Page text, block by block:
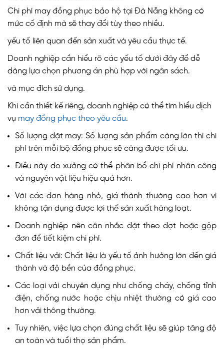
Chi phí may đồng phục bảo hộ tại Đà Nẵng không có
mức cố định mà sẽ thay đổi tùy theo nhiều.
yếu tố liên quan đến sản xuất và yêu cầu thực tế.
Doanh nghiệp cần hiểu rõ các yếu tố dưới đây để dễ
dàng lựa chọn phương án phù hợp với ngân sách.
và mục đích sử dụng.
Khi cần thiết kế riêng, doanh nghiệp có thể tìm hiểu dịch
vụ may đồng phục theo yêu cầu.
Số lượng đặt may: Số lượng sản phẩm càng lớn thì chi
phí trên mỗi bộ đồng phục sẽ càng được tối ưu.
Điều này do xưởng có thể phân bổ chi phí nhân công
và nguyên vật liệu hiệu quả hơn.
Với các đơn hàng nhỏ, giá thành thường cao hơn vì
không tận dụng được lợi thế sản xuất hàng loạt.
Doanh nghiệp nên cân nhắc đặt theo đợt hoặc gộp
đơn để tiết kiệm chi phí.
Chất liệu vải: Chất liệu là yếu tố ảnh hưởng lớn đến giá
thành và độ bền của đồng phục.
Các loại vải chuyên dụng như chống cháy, chống tĩnh
điện, chống nước hoặc chịu nhiệt thường có giá cao
hơn vải thông thường.
Tuy nhiên, việc lựa chọn đúng chất liệu sẽ giúp tăng độ
an toàn và tuổi thọ sản phẩm.